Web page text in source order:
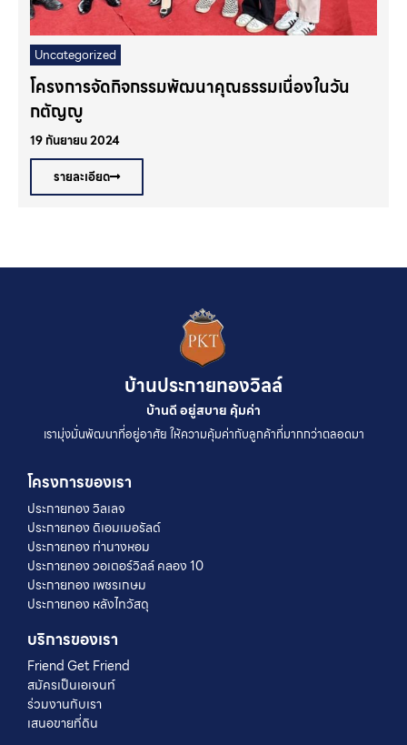
Uncategorized
โครงการจัดกิจกรรมพัฒนาคุณธรรมเนื่องในวัน
กตัญญู
19 กันยายน 2024
รายละเอียด
บ้านประกายทองวิลล์
บ้านดี อยู่สบาย คุ้มค่า
เรามุ่งมั่นพัฒนาที่อยู่อาศัย ให้ความคุ้มค่ากับลูกค้าที่มากกว่าตลอดมา
โครงการของเรา
ประกายทอง วิลเลจ
ประกายทอง ดิเอมเมอรัลด์
ประกายทอง ท่านางหอม
ประกายทอง วอเตอร์วิลล์ คลอง 10
ประกายทอง เพชรเกษม
ประกายทอง หลังไทวัสดุ
บริการของเรา
Friend Get Friend
สมัครเป็นเอเจนท์
ร่วมงานกับเรา
เสนอขายที่ดิน